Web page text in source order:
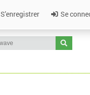
S'enregistrer Se